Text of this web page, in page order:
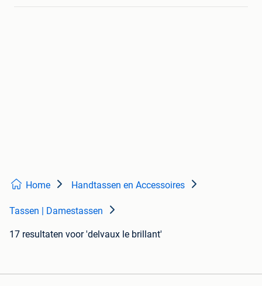
Home Handtassen en Accessoires
Tassen | Damestassen
17 resultaten voor 'delvaux le brillant'